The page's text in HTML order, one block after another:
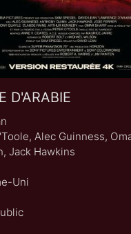
D'ARABIE
Alec Guinness,
Jack Hawkins
Uni